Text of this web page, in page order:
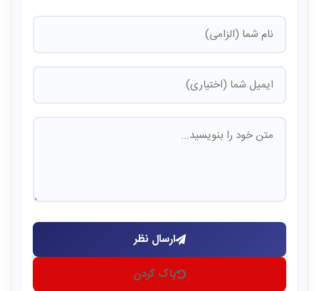
ارسال نظر
پاک کردن